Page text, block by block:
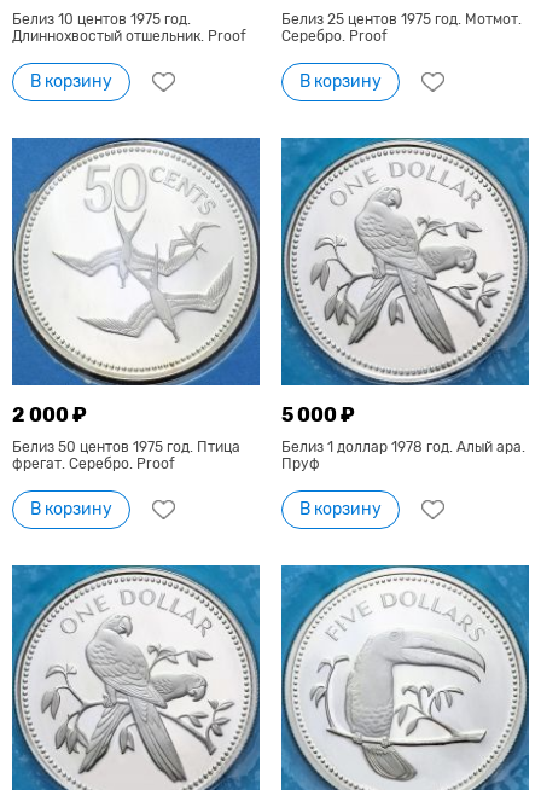
Белиз 10 центов 1975 год.
Длиннохвостый отшельник. Proof
В корзину
Белиз 25 центов 1975 год. Мотмот.
Серебро. Proof
В корзину
2 000 ₽
Белиз 50 центов 1975 год. Птица
фрегат. Серебро. Proof
В корзину
5 000 ₽
Белиз 1 доллар 1978 год. Алый ара.
Пруф
В корзину